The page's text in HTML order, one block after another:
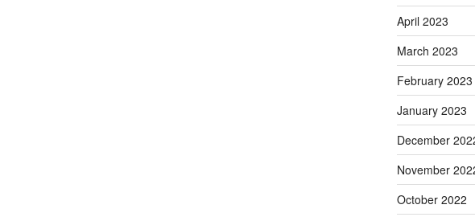
April 2023
March 2023
February 2023
January 2023
December
November
October 2022